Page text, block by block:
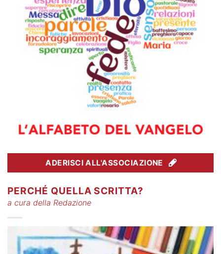
ADERISCI ALL'ASSOCIAZIONE
PERCHÉ QUELLA SCRITTA?
a cura della Redazione